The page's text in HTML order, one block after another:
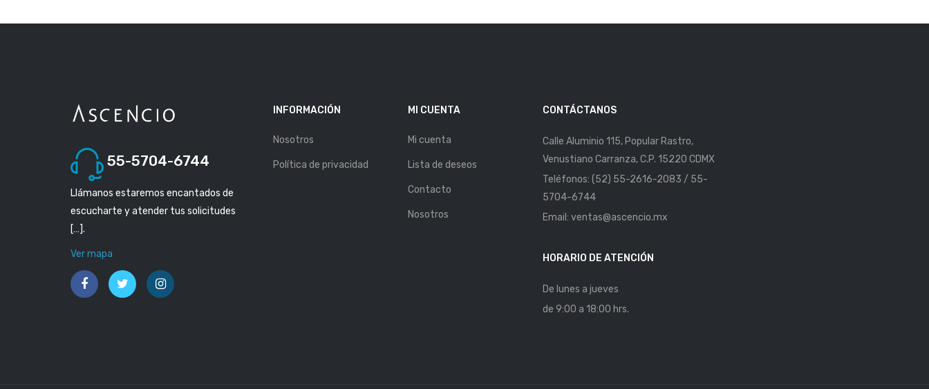
55-5704-6744
Llámanos estaremos encantados de
escucharte y atender tus solicitudes
[…].
Ver mapa
INFORMACIÓN
Nosotros
Política de privacidad
MI CUENTA
Mi cuenta
Lista de deseos
Contacto
Nosotros
CONTÁCTANOS
Calle Aluminio 115, Popular Rastro,
Venustiano Carranza, C.P. 15220 CDMX
Teléfonos: (52) 55-2616-2083 / 55-
5704-6744
Email: ventas@ascencio.mx
HORARIO DE ATENCIÓN
De lunes a jueves
de 9:00 a 18:00 hrs.